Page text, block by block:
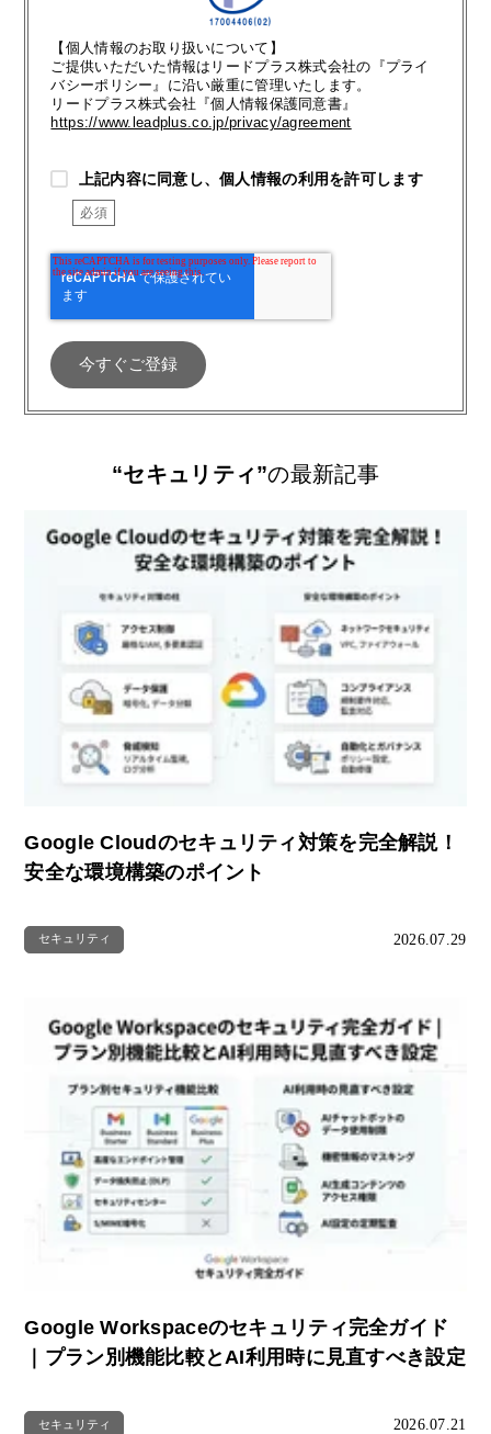
【個人情報のお取り扱いについて】
ご提供いただいた情報はリードプラス株式会社の『プライ
バシーポリシー』に沿い厳重に管理いたします。
リードプラス株式会社『個人情報保護同意書』
https://www.leadplus.co.jp/privacy/agreement
上記内容に同意し、個人情報の利用を許可します
“セキュリティ”の最新記事
Google Cloudのセキュリティ対策を完全解説！
安全な環境構築のポイント
セキュリティ 2026.07.29
Google Workspaceのセキュリティ完全ガイド
｜プラン別機能比較とAI利用時に見直すべき設定
セキュリティ 2026.07.21